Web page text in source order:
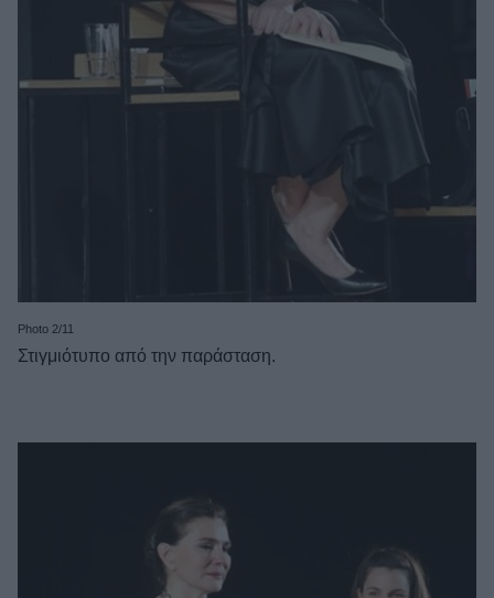
Photo 2/11
Στιγμιότυπο από την παράσταση.